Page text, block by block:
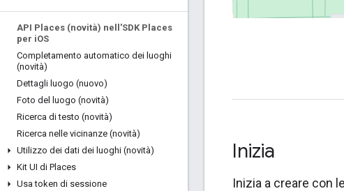
API Places (novità) nell'SDK Places
per iOS
Completamento automatico dei luoghi
(novità)
Dettagli luogo (nuovo)
Foto del luogo (novità)
Ricerca di testo (novità)
Ricerca nelle vicinanze (novità)
Utilizzo dei dati dei luoghi (novità)
Kit UI di Places
Usa token di sessione
Inizia
Inizia a creare con